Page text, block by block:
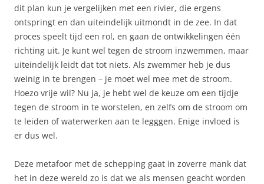
dit plan kun je vergelijken met een rivier, die ergens
ontspringt en dan uiteindelijk uitmondt in de zee. In dat
proces speelt tijd een rol, en gaan de ontwikkelingen één
richting uit. Je kunt wel tegen de stroom inzwemmen, maar
uiteindelijk leidt dat tot niets. Als zwemmer heb je dus
weinig in te brengen – je moet wel mee met de stroom.
Hoezo vrije wil? Nu ja, je hebt wel de keuze om een tijdje
tegen de stroom in te worstelen, en zelfs om de stroom om
te leiden of waterwerken aan te legggen. Enige invloed is
er dus wel.
Deze metafoor met de schepping gaat in zoverre mank dat
het in deze wereld zo is dat we als mensen geacht worden